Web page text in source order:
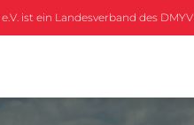
ist ein Landesverband des DMYV